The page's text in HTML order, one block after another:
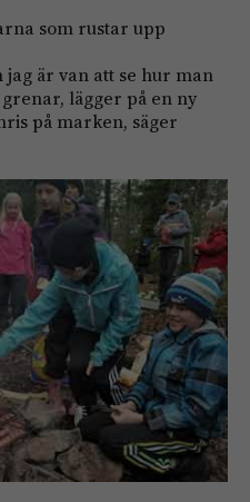
som rustar upp
är van att se hur man
lägger på en ny
på marken, säger